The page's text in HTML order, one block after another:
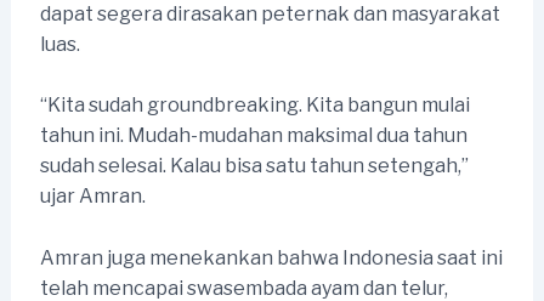
dapat segera dirasakan peternak dan masyarakat
luas.
“Kita sudah groundbreaking. Kita bangun mulai
tahun ini. Mudah-mudahan maksimal dua tahun
sudah selesai. Kalau bisa satu tahun setengah,”
ujar Amran.
Amran juga menekankan bahwa Indonesia saat ini
telah mencapai swasembada ayam dan telur,